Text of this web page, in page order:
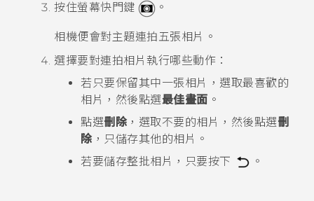
按住螢幕快門鍵
。
相機便會對主題連拍五張相片。
選擇要對連拍相片執行哪些動作：
若只要保留其中一張相片，選取最喜歡的
相片，然後點選最佳畫面 。
點選刪除 ，選取不要的相片，然後點選刪
除 ，只儲存其他的相片。
若要儲存整批相片，只要按下
。